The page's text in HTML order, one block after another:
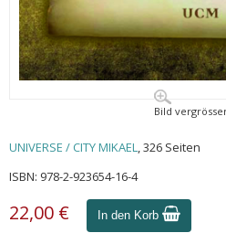
Bild
UNIVERSE / CITY MIKAEL , 326 Seiten
ISBN: 978-2-923654-16-4
22,00 € In den Korb